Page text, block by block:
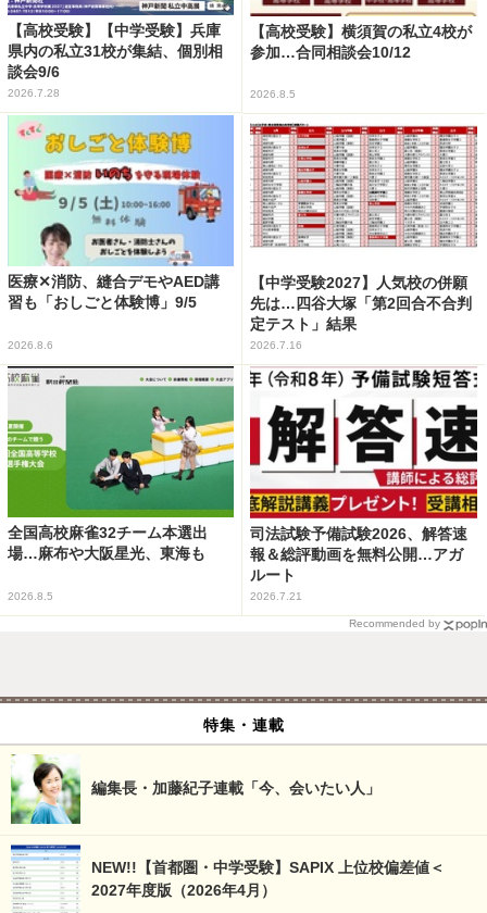
【高校受験】【中学受験】兵庫
県内の私立31校が集結、個別相
談会9/6
2026.7.28
【高校受験】横須賀の私立4校が
参加…合同相談会10/12
2026.8.5
医療✕消防、縫合デモやAED講
習も「おしごと体験博」9/5
2026.8.6
【中学受験2027】人気校の併願
先は…四谷大塚「第2回合不合判
定テスト」結果
2026.7.16
全国高校麻雀32チーム本選出
場…麻布や大阪星光、東海も
2026.8.5
司法試験予備試験2026、解答速
報＆総評動画を無料公開…アガ
ルート
2026.7.21
Recommended by
特集・連載
編集長・加藤紀子連載「今、会いたい人」
NEW!!【首都圏・中学受験】SAPIX 上位校偏差値＜
2027年度版（2026年4月）